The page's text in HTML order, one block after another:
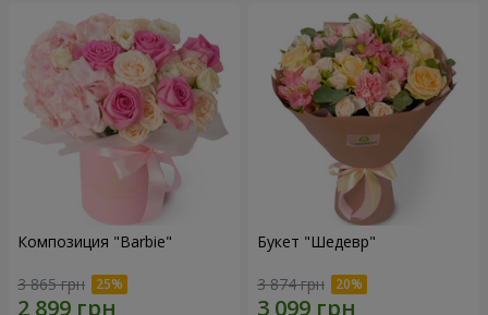
Композиция "Barbie"
3 865 грн
Букет "Шедевр"
3 874 грн